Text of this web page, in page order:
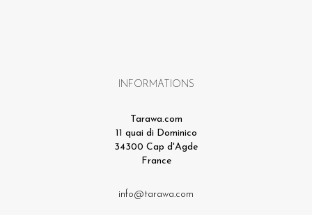
INFORMATIONS
Tarawa.com
11 quai di Dominico
34300 Cap d'Agde
France
info@tarawa.com